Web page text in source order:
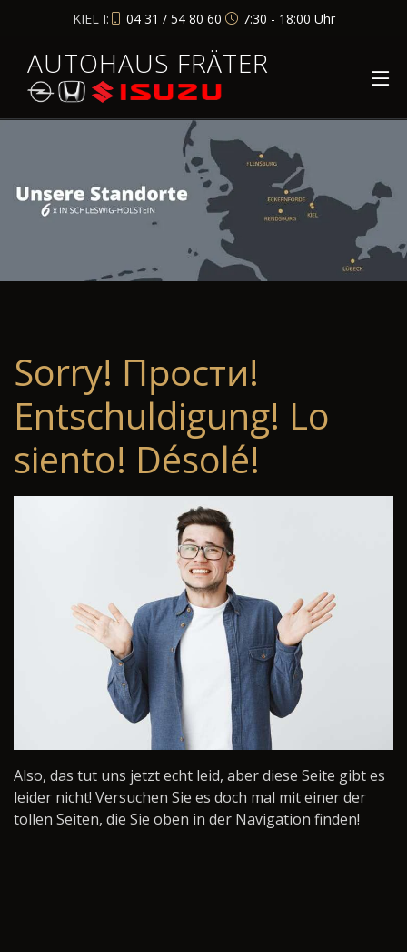
KIEL I: 04 31 / 54 80 60 7:30 - 18:00 Uhr
AUTOHAUS FRÄTER
Sorry! Прости!
Entschuldigung! Lo
siento! Désolé!
Also, das tut uns jetzt echt leid, aber diese Seite gibt es
leider nicht! Versuchen Sie es doch mal mit einer der
tollen Seiten, die Sie oben in der Navigation finden!